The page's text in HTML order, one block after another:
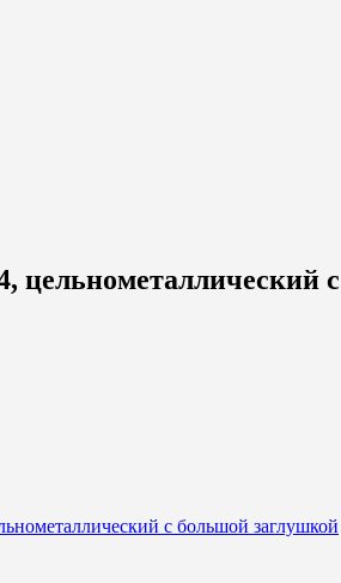
с большой заглушкой